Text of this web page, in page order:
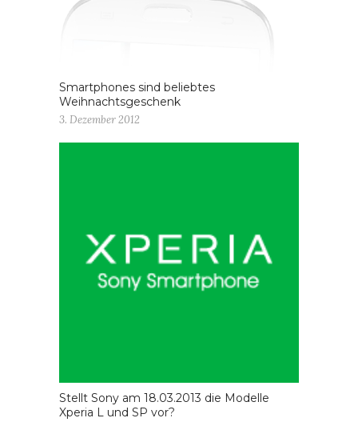
Smartphones sind beliebtes
Weihnachtsgeschenk
3. Dezember 2012
Stellt Sony am 18.03.2013 die Modelle
Xperia L und SP vor?